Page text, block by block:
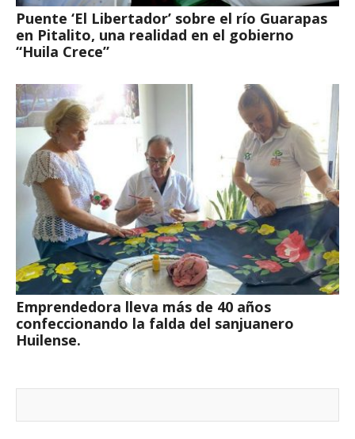
Puente ‘El Libertador’ sobre el río Guarapas
en Pitalito, una realidad en el gobierno
“Huila Crece”
Emprendedora lleva más de 40 años
confeccionando la falda del sanjuanero
Huilense.